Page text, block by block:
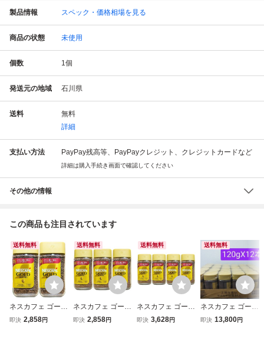
製品情報 スペック・価格相場を見る
商品の状態 未使用
個数 1個
発送元の地域 石川県
送料
無料
詳細
支払い方法 PayPay残高等、PayPayクレジット、クレジットカードなど
詳細は購入手続き画面で確認してください
その他の情報
この商品も注目されています
送料無料
ネスカフェ ゴール
ドブレンド インス
即決 2,858円
送料無料
ネスカフェ ゴール
ドブレンド インス
即決 2,858円
送料無料
ネスカフェ ゴール
ドブレンド インス
即決 3,628円
送料無料
ネスカフェ ゴール
ドブレンド 120g×
即決 13,800円